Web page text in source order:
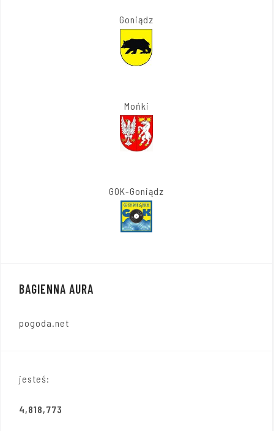
Goniądz
Mońki
GOK-Goniądz
BAGIENNA AURA
pogoda.net
jesteś:
4,818,773